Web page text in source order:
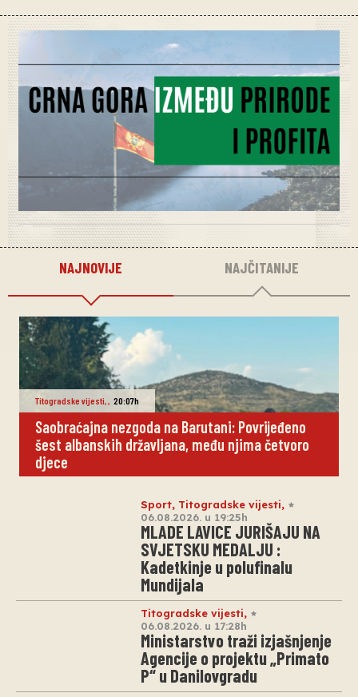
NAJNOVIJE NAJČITANIJE
Titogradske vijesti,, 20:07h
Saobraćajna nezgoda na Barutani: Povrijeđeno
šest albanskih državljana, među njima četvoro
djece
Sport, Titogradske vijesti,
06.08.2026. u 19:25h
MLADE LAVICE JURIŠAJU NA
SVJETSKU MEDALJU :
Kadetkinje u polufinalu
Mundijala
Titogradske vijesti,
06.08.2026. u 17:28h
Ministarstvo traži izjašnjenje
Agencije o projektu „Primato
P“ u Danilovgradu